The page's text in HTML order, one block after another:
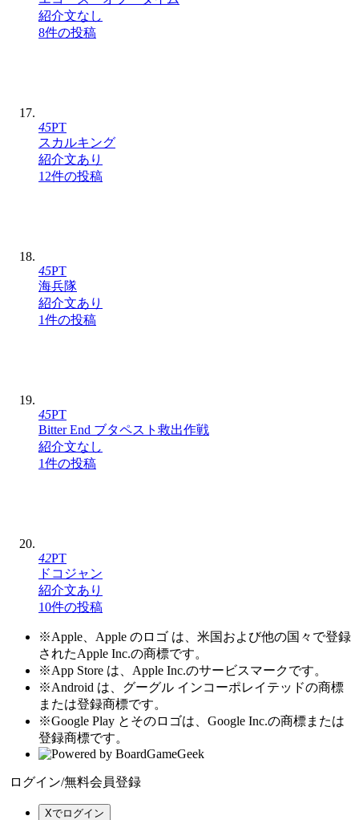
紹介文なし
8件の投稿
45PT
スカルキング
紹介文あり
12件の投稿
45PT
海兵隊
紹介文あり
1件の投稿
45PT
Bitter End ブタペスト救出作戦
紹介文なし
1件の投稿
42PT
ドコジャン
紹介文あり
10件の投稿
※Apple、Apple のロゴ は、米国および他の国々で登録
されたApple Inc.の商標です。
※App Store は、Apple Inc.のサービスマークです。
※Android は、グーグル インコーポレイテッドの商標
または登録商標です。
※Google Play とそのロゴは、Google Inc.の商標または
登録商標です。
ログイン/無料会員登録
Xでログイン